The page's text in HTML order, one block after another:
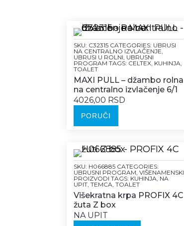
SKU: C32315 CATEGORIES: UBRUSI
NA CENTRALNO IZVLAČENJE
UBRUSI U ROLNI UBRUSNI
PROGRAM TAGS: CELTEX KUHINJA
TOALET
MAXI PULL – džambo rolna
na centralno izvlačenje 6/1
4026,00 RSD
PORUČI
SKU: H066885 CATEGORIES:
UBRUSNI PROGRAM,VIŠENAMENSKI
PROIZVODI TAGS: KUHINJA, NA
UPIT,TEMCA,TOALET
Višekratna krpa PROFIX 4C
žuta Z box
NA UPIT